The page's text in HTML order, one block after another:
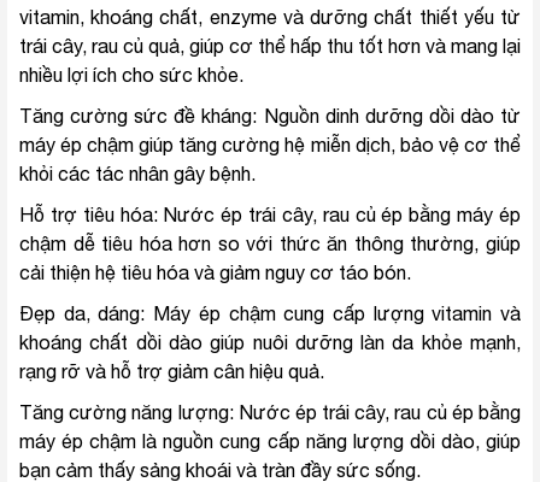
vitamin, khoáng chất, enzyme và dưỡng chất thiết yếu từ
trái cây, rau củ quả, giúp cơ thể hấp thu tốt hơn và mang lại
nhiều lợi ích cho sức khỏe.
Tăng cường sức đề kháng: Nguồn dinh dưỡng dồi dào từ
máy ép chậm giúp tăng cường hệ miễn dịch, bảo vệ cơ thể
khỏi các tác nhân gây bệnh.
Hỗ trợ tiêu hóa: Nước ép trái cây, rau củ ép bằng máy ép
chậm dễ tiêu hóa hơn so với thức ăn thông thường, giúp
cải thiện hệ tiêu hóa và giảm nguy cơ táo bón.
Đẹp da, dáng: Máy ép chậm cung cấp lượng vitamin và
khoáng chất dồi dào giúp nuôi dưỡng làn da khỏe mạnh,
rạng rỡ và hỗ trợ giảm cân hiệu quả.
Tăng cường năng lượng: Nước ép trái cây, rau củ ép bằng
máy ép chậm là nguồn cung cấp năng lượng dồi dào, giúp
bạn cảm thấy sảng khoái và tràn đầy sức sống.